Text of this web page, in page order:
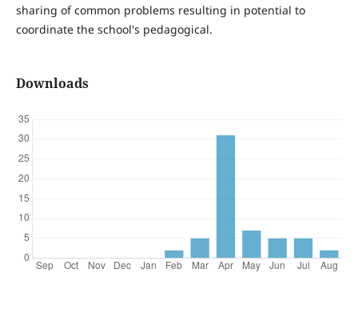
sharing of common problems resulting in potential to
coordinate the school's pedagogical.
Downloads